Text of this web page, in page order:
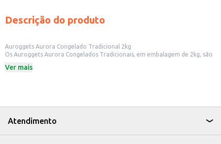
Descrição do produto
Auroggets Aurora Congelado Tradicional 2kg
Os Auroggets Aurora Congelados Tradicionais, em embalagem de 2kg, são
fácil. Ideal para famílias, lanchonetes e estabelecimentos comerciais que
Pode ser preparado frito, assado ou na airfryer.
Ideal para revenda em estabelecimentos comerciais.
Com os Auroggets Aurora, você tem a praticidade de um produto
Ver mais
Atendimento